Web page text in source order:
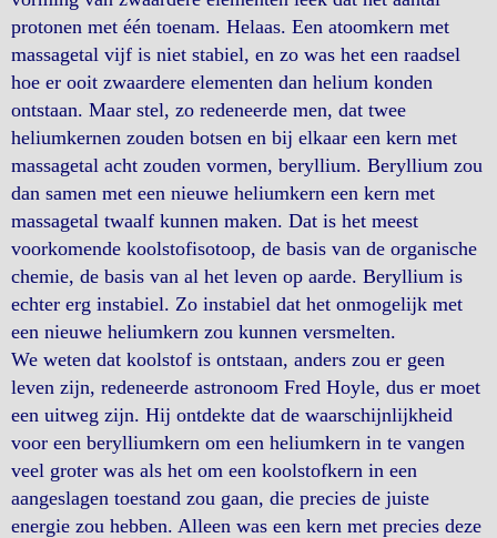
protonen met één toenam. Helaas. Een atoomkern met
massagetal vijf is niet stabiel, en zo was het een raadsel
hoe er ooit zwaardere elementen dan helium konden
ontstaan. Maar stel, zo redeneerde men, dat twee
heliumkernen zouden botsen en bij elkaar een kern met
massagetal acht zouden vormen, beryllium. Beryllium zou
dan samen met een nieuwe heliumkern een kern met
massagetal twaalf kunnen maken. Dat is het meest
voorkomende koolstofisotoop, de basis van de organische
chemie, de basis van al het leven op aarde. Beryllium is
echter erg instabiel. Zo instabiel dat het onmogelijk met
een nieuwe heliumkern zou kunnen versmelten.
We weten dat koolstof is ontstaan, anders zou er geen
leven zijn, redeneerde astronoom Fred Hoyle, dus er moet
een uitweg zijn. Hij ontdekte dat de waarschijnlijkheid
voor een berylliumkern om een heliumkern in te vangen
veel groter was als het om een koolstofkern in een
aangeslagen toestand zou gaan, die precies de juiste
energie zou hebben. Alleen was een kern met precies deze